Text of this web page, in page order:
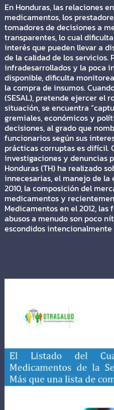
En Honduras, las relaciones
medicamentos, los
tomadores de decisiones a
transparentes, lo cual
interés que pueden llevar a
de la calidad de los servicios.
infradesarrollados y la poca
disponible, dificulta
la compra de insumos.
(SESAL), pretende ejercer el
situación, se encuentra
gremiales, económicos y
decisiones, al grado que
funcionarios según sus
prácticas corruptas es difícil.
investigaciones y denuncias
Honduras (TH) ha realizado
innecesarias, el manejo de
2010, la composición del
medicamentos y
Medicamentos en el 2012,
abusos a menudo son poco
escondidos